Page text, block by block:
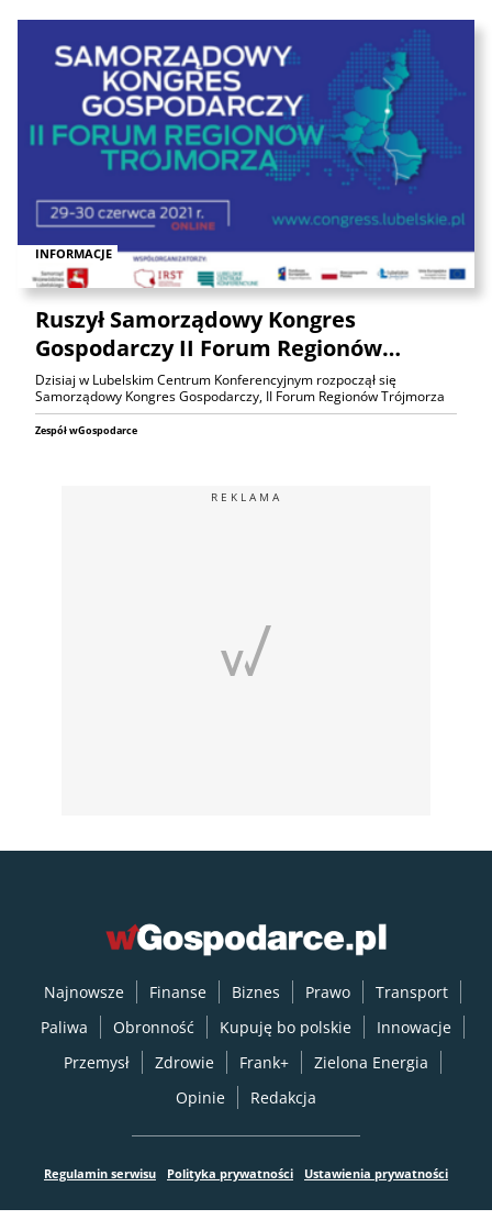
INFORMACJE
Ruszył Samorządowy Kongres
Gospodarczy II Forum Regionów…
Dzisiaj w Lubelskim Centrum Konferencyjnym rozpoczął się
Samorządowy Kongres Gospodarczy, II Forum Regionów Trójmorza
Zespół wGospodarce
REKLAMA
Najnowsze Finanse Biznes Prawo
Transport
Paliwa
Obronność Kupuję bo polskie
Innowacje
Przemysł
Zdrowie Frank+
Zielona Energia
Opinie
Redakcja
Regulamin serwisu Polityka prywatności Ustawienia prywatności